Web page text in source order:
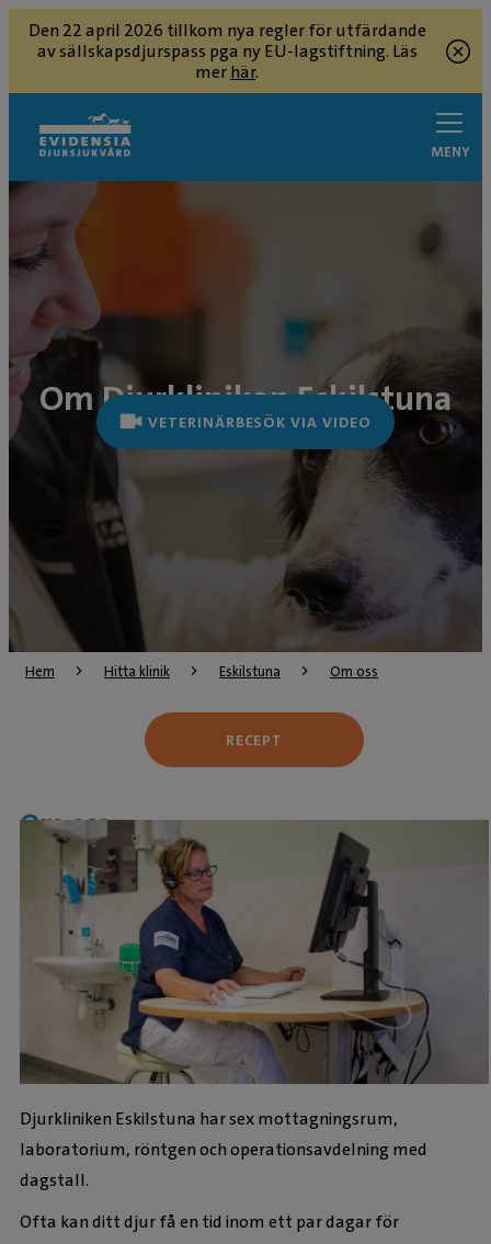
Den 22 april 2026 tillkom nya regler för utfärdande
av sällskapsdjurspass pga ny EU-lagstiftning. Läs
merhär.
MENY
Om Djurkliniken Eskilstuna
VETERINÄRBESÖK VIA VIDEO
Hem Hitta klinik Eskilstuna Om oss
Om oss
Djurkliniken Eskilstuna har sex mottagningsrum,
laboratorium, röntgen och operationsavdelning med
dagstall.
Ofta kan ditt djur få en tid inom ett par dagar för
RECEPT